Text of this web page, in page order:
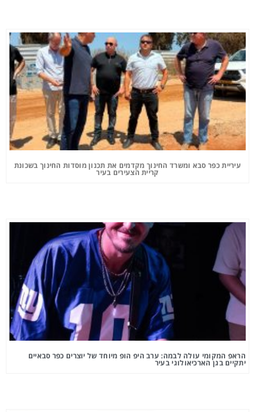
עיריית כפר סבא ומשרד החינוך מקדמים את תכנון מוסדות החינוך בשכונת
קריית הצעירים בעיר
הראפ המקומי עולה לבמה: ערב היפ הופ מיוחד של יוצרים כפר סבאיים
יתקיים בגן הארכיאולוגי בעיר